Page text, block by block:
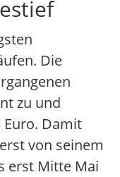
Die
zu und
Euro. Damit
von seinem
erst Mitte Mai